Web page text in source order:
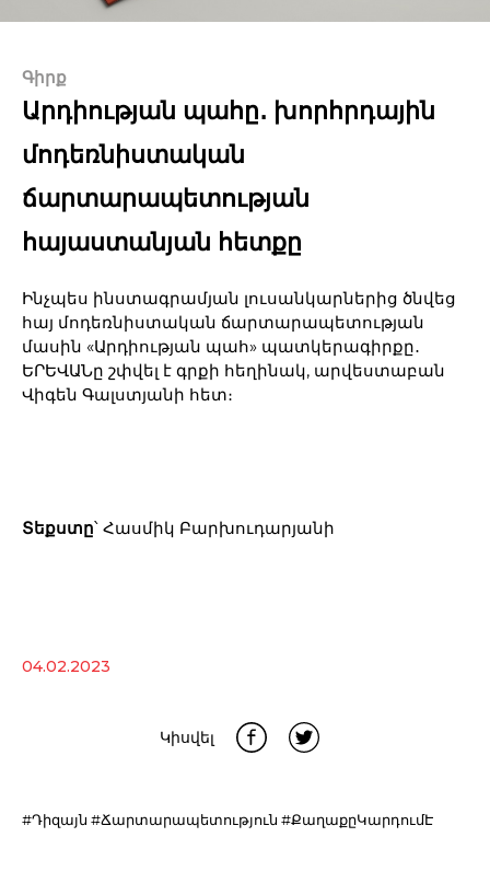
Գիրք
Արդիության պահը․ խորհրդային
մոդեռնիստական
ճարտարապետության
հայաստանյան հետքը
Ինչպես ինստագրամյան լուսանկարներից ծնվեց
հայ մոդեռնիստական ճարտարապետության
մասին «Արդիության պահ» պատկերագիրքը․
ԵՐԵՎԱՆը շփվել է գրքի հեղինակ, արվեստաբան
Վիգեն Գալստյանի հետ։
Տեքստը՝ Հասմիկ Բարխուդարյանի
04.02.2023
Կիսվել
#Դիզայն #Ճարտարապետություն #ՔաղաքըԿարդումԷ